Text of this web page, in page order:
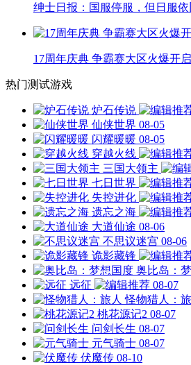
绅士日报：国服停服，但日服
17周年庆典 争霸赛大区火爆开启
热门测试游戏
炉石传说
仙侠世界 08-05
闪耀暖暖 08-05
穿越火线
三国大领主
七日世界
失控进化
遗忘之海
大道仙途 08-06
不思议迷宫 08-06
诡影藏锋
奥比岛：
远征
08-07
怪物猎人：
桃花源记2 08-07
问剑长生 08-07
元气骑士 08-07
伏魔传 08-10